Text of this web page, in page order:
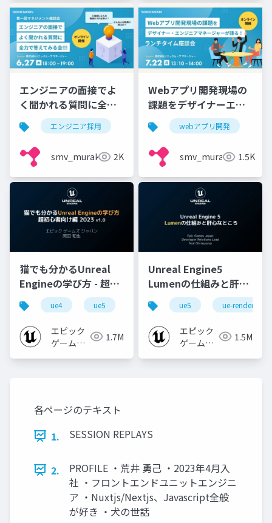
エンジニアの面接でよ
く聞かれる質問に全力
で答えてみる会！！！
【第一回マネジメント
座談会】
エンジニア採用
smv_murakami2K
Webアプリ開発現場の
課題をデザイナーエン
ジニアマネージャーが
語る！
webアプリ開発
smv_murakami1.5K
猫でも分かるUnreal
Engineの学び方 - 超初
心者向け編 - 2023 v1.0
ue4 ue5 ue-beginner
エピック
ゲームズ
1.7M
Unreal Engine5
Lumenの仕組みと肝心
なところ
ue5 ue-rendering
エピック
ゲームズ
1.5M
各ページのテキスト
1.
SESSION REPLAYS
2.
PROFILE ・荒井 勇己 ・2023年4月入
社 ・フロントエンドユニットエンジニ
ア ・Nuxtjs/Nextjs、Javascript全般
が好き ・犬の世話